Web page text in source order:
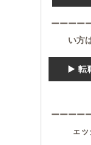
ーーーー
い方
▶️ 転
ーーーー
ェ